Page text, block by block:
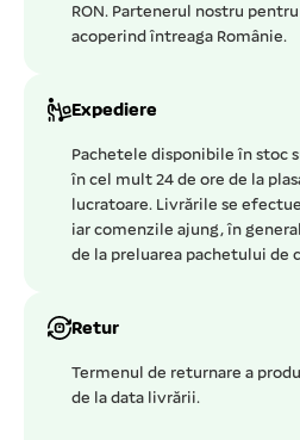
RON. Partenerul nostru
acoperind întreaga Românie.
Expediere
Pachetele disponibile în stoc
în cel mult 24 de ore de la
lucratoare. Livrările se
iar comenzile ajung, în
de la preluarea pachetului de
Retur
Termenul de returnare a
de la data livrării.